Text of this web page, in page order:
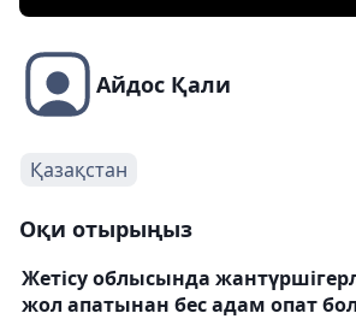
Айдос Қали
Қазақстан
Оқи отырыңыз
Жетісу облысында
жол апатынан бес адам опат